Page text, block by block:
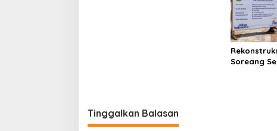
Soreang
Tinggalkan Balasan